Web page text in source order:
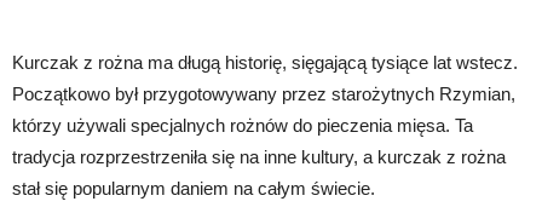
Kurczak z rożna ma długą historię, sięgającą tysiące lat wstecz.
Początkowo był przygotowywany przez starożytnych Rzymian,
którzy używali specjalnych rożnów do pieczenia mięsa. Ta
tradycja rozprzestrzeniła się na inne kultury, a kurczak z rożna
stał się popularnym daniem na całym świecie.